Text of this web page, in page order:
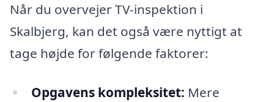
Når du overvejer TV-inspektion i
Skalbjerg, kan det også være nyttigt at
tage højde for følgende faktorer:
Opgavens kompleksitet: Mere